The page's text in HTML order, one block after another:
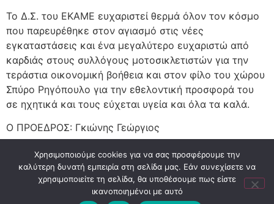
Το Δ.Σ. του ΕΚΑΜΕ ευχαριστεί θερμά όλον τον κόσμο
που παρευρέθηκε στον αγιασμό στις νέες
εγκαταστάσεις και ένα μεγαλύτερο ευχαριστώ από
καρδιάς στους συλλόγους μοτοσικλετιστών για την
τεράστια οικονομική βοήθεια και στον φίλο του χώρου
Σπύρο Ρηγόπουλο για την εθελοντική προσφορά του
σε ηχητικά και τους εύχεται υγεία και όλα τα καλά.
Ο ΠΡΟΕΔΡΟΣ: Γκιώνης Γεώργιος
Η ΓΡΑΜΜΑΤΕΑΣ: Κούσκουρη Βασιλική
ΑΡΧΙΚΗ GDPR
Πολιτική Απορρήτου – Cookies
Χρησιμοποιούμε cookies για να σας προσφέρουμε την
καλύτερη δυνατή εμπειρία στη σελίδα μας. Εάν συνεχίσετε να
χρησιμοποιείτε τη σελίδα, θα υποθέσουμε πως είστε
ικανοποιημένοι με αυτό